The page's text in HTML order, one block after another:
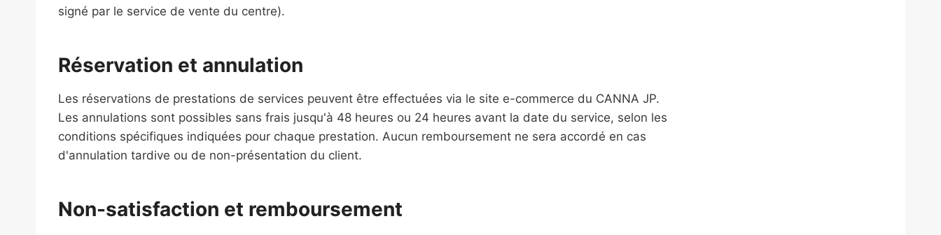
signé par le service de vente du centre).
Réservation et annulation
Les réservations de prestations de services peuvent être effectuées via le site e-commerce du CANNA JP.
Les annulations sont possibles sans frais jusqu'à 48 heures ou 24 heures avant la date du service, selon les
conditions spécifiques indiquées pour chaque prestation. Aucun remboursement ne sera accordé en cas
d'annulation tardive ou de non-présentation du client.
Non-satisfaction et remboursement